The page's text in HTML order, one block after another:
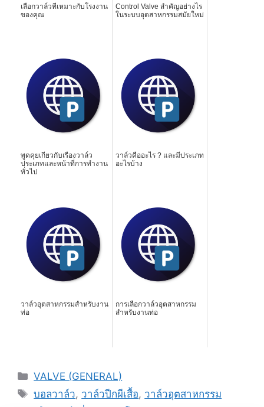
เลือกวาล์วที่เหมาะกับโรงงาน
ของคุณ
Control Valve สำคัญอย่างไร
ในระบบอุตสาหกรรมสมัยใหม่
พูดคุยเกี่ยวกับเรื่องวาล์ว
ประเภทและหน้าที่การทำงาน
ทั่วไป
วาล์วคืออะไร ? และมีประเภท
อะไรบ้าง
วาล์วอุตสาหกรรมสำหรับงาน
ท่อ
การเลือกวาล์วอุตสาหกรรม
สำหรับงานท่อ
Categories
VALVE (GENERAL)
Tags
บอลวาล์ว, วาล์วปีกผีเสื้อ, วาล์วอุตสาหกรรม